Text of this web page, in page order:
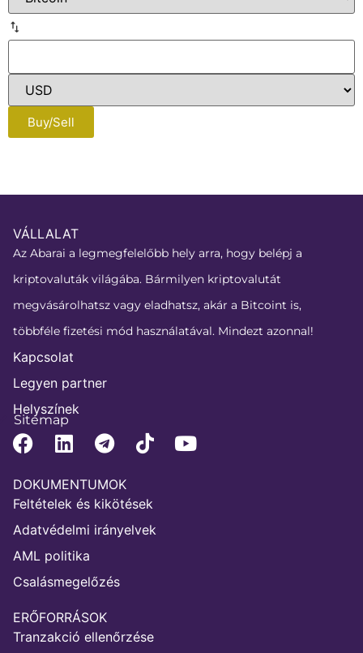
Buy/Sell
VÁLLALAT
Az Abarai a legmegfelelőbb hely arra, hogy belépj a
kriptovaluták világába. Bármilyen kriptovalutát
megvásárolhatsz vagy eladhatsz, akár a Bitcoint is,
többféle fizetési mód használatával. Mindezt azonnal!
Kapcsolat
Legyen partner
Helyszínek
Sitemap
DOKUMENTUMOK
Feltételek és kikötések
Adatvédelmi irányelvek
AML politika
Csalásmegelőzés
ERŐFORRÁSOK
Tranzakció ellenőrzése